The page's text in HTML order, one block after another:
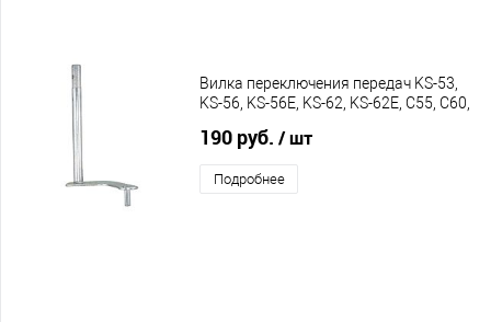
Вилка переключения передач KS-53,
KS-56, KS-56E, KS-62, KS-62E, C55, С60,
190 руб. / шт
Подробнее